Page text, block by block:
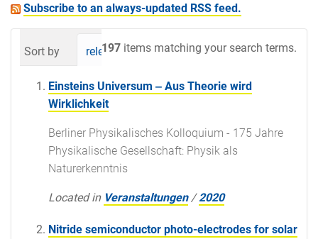
Subscribe to an always-updated RSS feed.
197 items matching your search terms.
Sort by relevance date (newest first)
Einsteins Universum ‒ Aus Theorie wird
Wirklichkeit
Berliner Physikalisches Kolloquium - 175 Jahre
Physikalische Gesellschaft: Physik als
Naturerkenntnis
Located in Veranstaltungen /2020
Nitride semiconductor photo-electrodes for solar